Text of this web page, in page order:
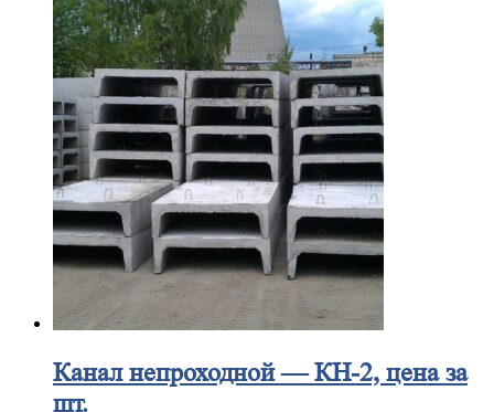
Каналнепроходной — КН-2, цена за
шт.